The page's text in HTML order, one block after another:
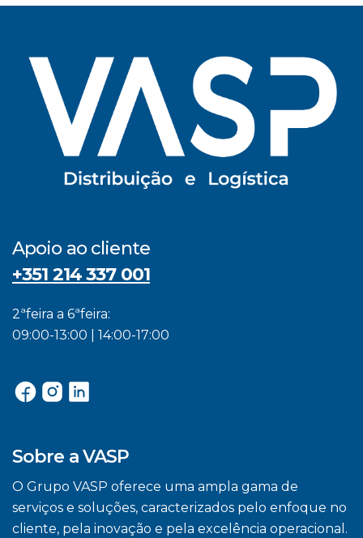
Apoio ao cliente
+351 214 337 001
2ªfeira a 6ªfeira:
09:00-13:00 | 14:00-17:00
Sobre a VASP
O Grupo VASP oferece uma ampla gama de
serviços e soluções, caracterizados pelo enfoque no
cliente, pela inovação e pela excelência operacional.